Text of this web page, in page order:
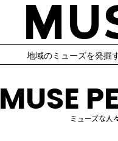
地域のミューズを発掘
MUSEミューズな人